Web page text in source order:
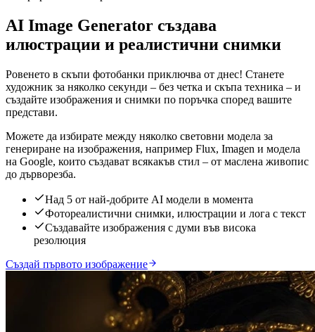
AI Image Generator създава
илюстрации и реалистични снимки
Ровенето в скъпи фотобанки приключва от днес! Станете
художник за няколко секунди – без четка и скъпа техника – и
създайте изображения и снимки по поръчка според вашите
представи.
Можете да избирате между няколко световни модела за
генериране на изображения, например Flux, Imagen и модела
на Google, които създават всякакъв стил – от маслена живопис
до дърворезба.
Над 5 от най-добрите AI модели в момента
Фотореалистични снимки, илюстрации и лога с текст
Създавайте изображения с думи във висока
резолюция
Създай първото изображение